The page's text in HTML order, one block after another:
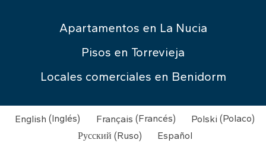
Apartamentos en La Nucia
Pisos en Torrevieja
Locales comerciales en Benidorm
English (Inglés) Français (Francés) Polski (Polaco)
Русский (Ruso) Español